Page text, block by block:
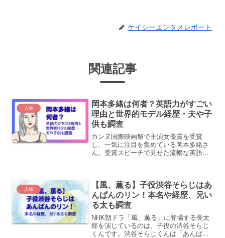
ケイシーエンタメレポート
関連記事
人物
岡本多緒は何者？英語力がすごい
理由と世界的モデル経歴・夫や子
供も調査
カンヌ国際映画祭で主演女優賞を受賞
し、一気に注目を集めている岡本多緒さ
ん。受賞スピーチで見せた流暢な英語
に現在は、第1子妊娠の発表も...
人物
【風、薫る】子役渋谷そらじはあ
んぱんのリン！本名や経歴、兄い
る太も調査
NHK朝ドラ「風、薫る」に登場する長太
郎を演じているのは、子役の渋谷そらじ
くんです。渋谷そらじくんは「あんぱ